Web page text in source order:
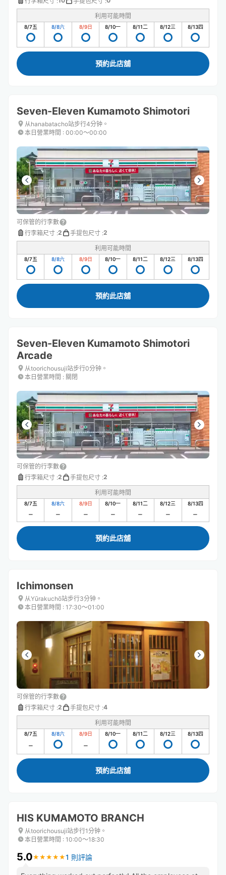
利用可能時間
8/7五 8/8六 8/9日 8/10一 8/11二 8/12三 8/13四
預約此店舖
Seven-Eleven Kumamoto Shimotori
从hanabatacho站步行4分钟。
本日營業時間 : 00:00〜00:00
可保管的行李數
行李箱尺寸 :2 手提包尺寸 :2
利用可能時間
8/7五 8/8六 8/9日 8/10一 8/11二 8/12三 8/13四
預約此店舖
Seven-Eleven Kumamoto Shimotori
Arcade
从toorichousuji站步行0分钟。
本日營業時間 : 關閉
可保管的行李數
行李箱尺寸 :2 手提包尺寸 :2
利用可能時間
8/7五 8/8六 8/9日 8/10一 8/11二 8/12三 8/13四
預約此店舖
Ichimonsen
从Yūrakuchō站步行3分钟。
本日營業時間 : 17:30〜01:00
可保管的行李數
行李箱尺寸 :2 手提包尺寸 :4
利用可能時間
8/7五 8/8六 8/9日 8/10一 8/11二 8/12三 8/13四
預約此店舖
HIS KUMAMOTO BRANCH
从toorichousuji站步行1分钟。
本日營業時間 : 10:00〜18:30
5.0★ ★ ★ ★ ★
★ ★ ★ ★ ★1 則評論